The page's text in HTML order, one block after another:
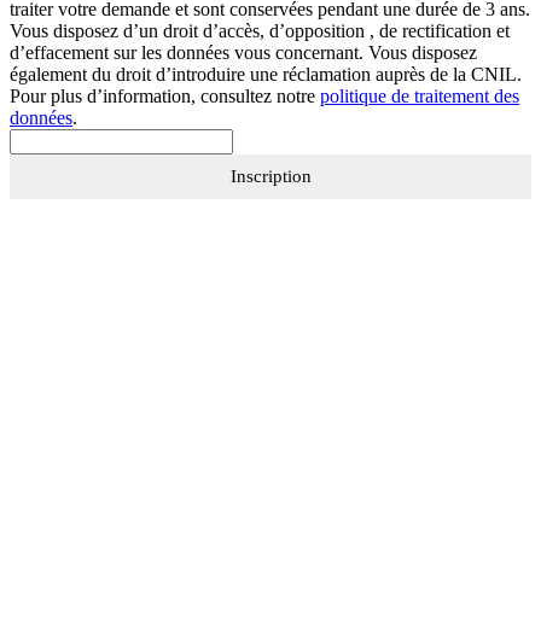
traiter votre demande et sont conservées pendant une durée de 3 ans.
Vous disposez d’un droit d’accès, d’opposition , de rectification et
d’effacement sur les données vous concernant. Vous disposez
également du droit d’introduire une réclamation auprès de la CNIL.
Pour plus d’information, consultez notre politique de traitement des
données.
Inscription